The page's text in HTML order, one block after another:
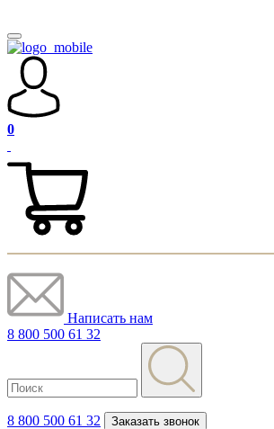
0
Написать нам
8 800 500 61 32
8 800 500 61 32 Заказать звонок